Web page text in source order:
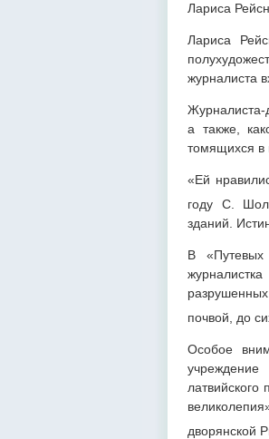
Лариса
Лариса
журналиста
Журналиста-
а также,
томящихся в
«Ей
году С.
зданий.
В «Путевых
почвой, до
Особое
латвийского
дворянской